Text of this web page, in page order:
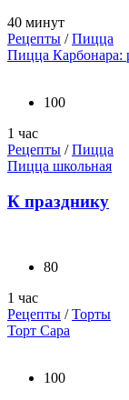
40 минут
Рецепты /Пицца
Пицца Карбонара:
100
1 час
Рецепты /Пицца
Пицца школьная
К празднику
80
1 час
Рецепты /Торты
Торт Сара
100